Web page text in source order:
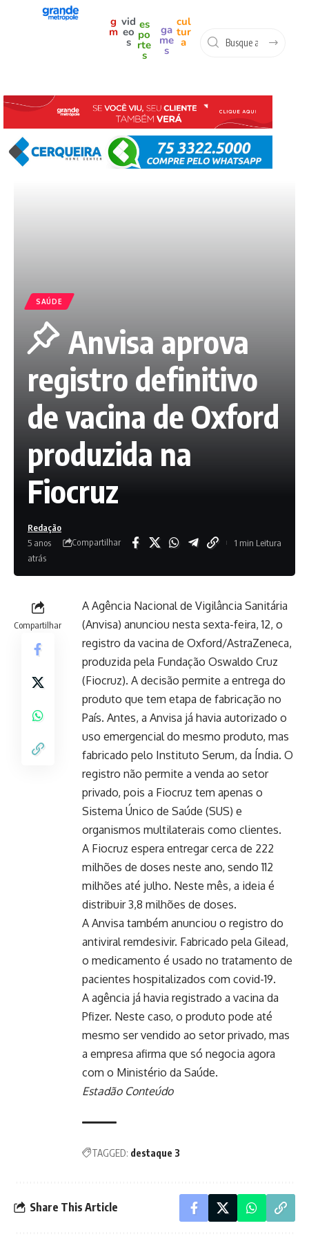
g
m
vid
eo
s
es
po
rte
s
ga
me
s
cul
tur
a
SAÚDE
Anvisa aprova
registro definitivo
de vacina de Oxford
produzida na
Fiocruz
Redação
5 anos
atrás
Compartilhar 1 min Leitura
Compartilhar
A Agência Nacional de Vigilância Sanitária
(Anvisa) anunciou nesta sexta-feira, 12, o
registro da vacina de Oxford/AstraZeneca,
produzida pela Fundação Oswaldo Cruz
(Fiocruz). A decisão permite a entrega do
produto que tem etapa de fabricação no
País. Antes, a Anvisa já havia autorizado o
uso emergencial do mesmo produto, mas
fabricado pelo Instituto Serum, da Índia. O
registro não permite a venda ao setor
privado, pois a Fiocruz tem apenas o
Sistema Único de Saúde (SUS) e
organismos multilaterais como clientes.
A Fiocruz espera entregar cerca de 222
milhões de doses neste ano, sendo 112
milhões até julho. Neste mês, a ideia é
distribuir 3,8 milhões de doses.
A Anvisa também anunciou o registro do
antiviral remdesivir. Fabricado pela Gilead,
o medicamento é usado no tratamento de
pacientes hospitalizados com covid-19.
A agência já havia registrado a vacina da
Pfizer. Neste caso, o produto pode até
mesmo ser vendido ao setor privado, mas
a empresa afirma que só negocia agora
com o Ministério da Saúde.
Estadão Conteúdo
TAGGED: destaque 3
Share This Article